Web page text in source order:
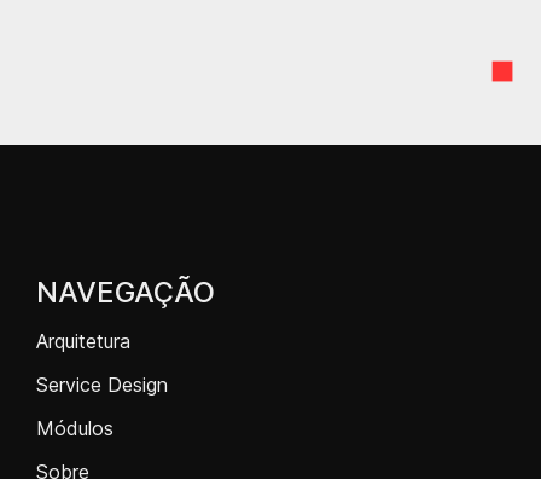
NAVEGAÇÃO
Arquitetura
Service Design
Módulos
Sobre